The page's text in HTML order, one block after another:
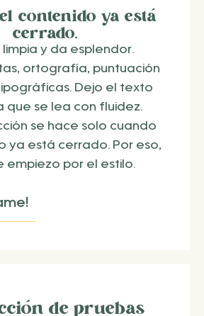
contenido ya está
cerrado.
limpia y da esplendor.
ortografía, puntuación
Dejo el texto
que se lea con fluidez.
se hace solo cuando
ya está cerrado. Por eso,
empiezo por el estilo.
de pruebas